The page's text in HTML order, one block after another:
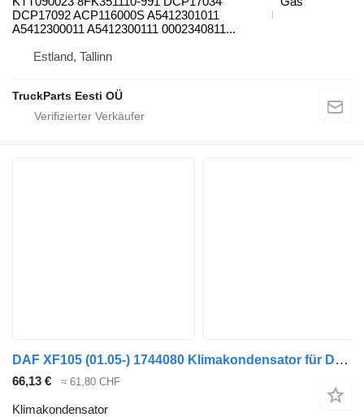
DCP17092 ACP116000S A5412301011
A5412300011 A5412300111 0002340811...
Estland, Tallinn
TruckParts Eesti OÜ
DAF XF105 (01.05-) 1744080 Klimakondensator für DAF XF95, XF105 (2001-2014) Sattelzugmaschine
66,13 € ≈ 61,80 CHF
Klimakondensator